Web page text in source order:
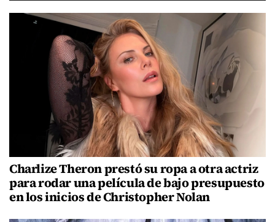
Charlize Theron prestó su ropa a otra actriz
para rodar una película de bajo presupuesto
en los inicios de Christopher Nolan